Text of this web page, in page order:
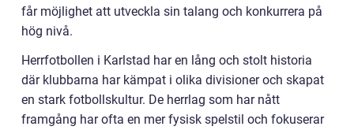
får möjlighet att utveckla sin talang och konkurrera på
hög nivå.
Herrfotbollen i Karlstad har en lång och stolt historia
där klubbarna har kämpat i olika divisioner och skapat
en stark fotbollskultur. De herrlag som har nått
framgång har ofta en mer fysisk spelstil och fokuserar